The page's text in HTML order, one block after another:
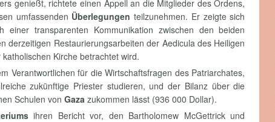
genießt, richtete einen Appell an die Mitglieder des Ordens,
umfassenden Überlegungen teilzunehmen. Er zeigte sich
transparenten Kommunikation zwischen den beiden
derzeitigen Restaurierungsarbeiten der Aedicula des Heiligen
Kirche betrachtet wird.
Verantwortlichen für die Wirtschaftsfragen des Patriarchates,
zukünftige Priester studieren, und der Bilanz über die
Schulen von Gaza zukommen lässt (936 000 Dollar).
ihren Bericht vor, den Bartholomew McGettrick und